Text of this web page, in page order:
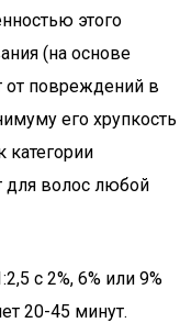
этого
(на основе
от повреждений в
его хрупкость
категории
для волос любой
с 2%, 6% или 9%
20-45 минут.